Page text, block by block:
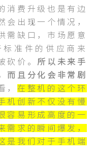
消费升级也是有边
会出现一个情况，
需缺口，市场愿意
准件的供应商来
砍价。 所以未来手
而且分化会非常剧
， 在整机的这个环
机创新不仅没有慢
容易形成高度的一
需求的瞬间爆发，
是我们对于手机端